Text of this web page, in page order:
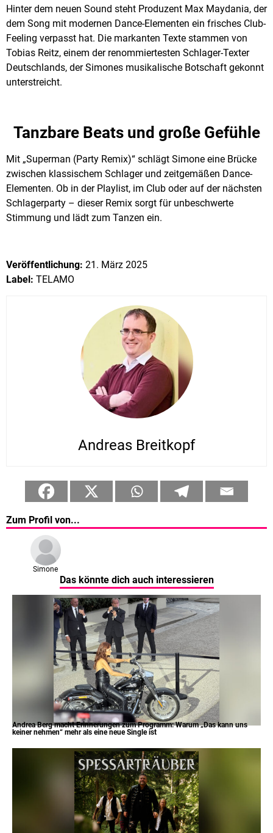
Hinter dem neuen Sound steht Produzent Max Maydania, der
dem Song mit modernen Dance-Elementen ein frisches Club-
Feeling verpasst hat. Die markanten Texte stammen von
Tobias Reitz, einem der renommiertesten Schlager-Texter
Deutschlands, der Simones musikalische Botschaft gekonnt
unterstreicht.
Tanzbare Beats und große Gefühle
Mit „Superman (Party Remix)“ schlägt Simone eine Brücke
zwischen klassischem Schlager und zeitgemäßen Dance-
Elementen. Ob in der Playlist, im Club oder auf der nächsten
Schlagerparty – dieser Remix sorgt für unbeschwerte
Stimmung und lädt zum Tanzen ein.
Veröffentlichung: 21. März 2025
Label: TELAMO
Andreas Breitkopf
Zum Profil von...
Simone
Das könnte dich auch interessieren
Andrea Berg macht Erinnerungen zum Programm: Warum „Das kann uns
keiner nehmen“ mehr als eine neue Single ist